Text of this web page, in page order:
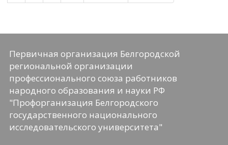
Первичная организация Белгородской
региональной организации
профессионального союза работников
народного образования и науки РФ
"Профорганизация Белгородского
государственного национального
исследовательского университета"